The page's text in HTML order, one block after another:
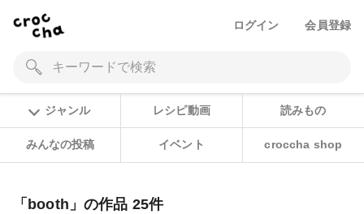
ログイン 会員登録
ジャンル レシピ動画 読みもの
みんなの投稿 イベント croccha shop
「booth」の作品 25件